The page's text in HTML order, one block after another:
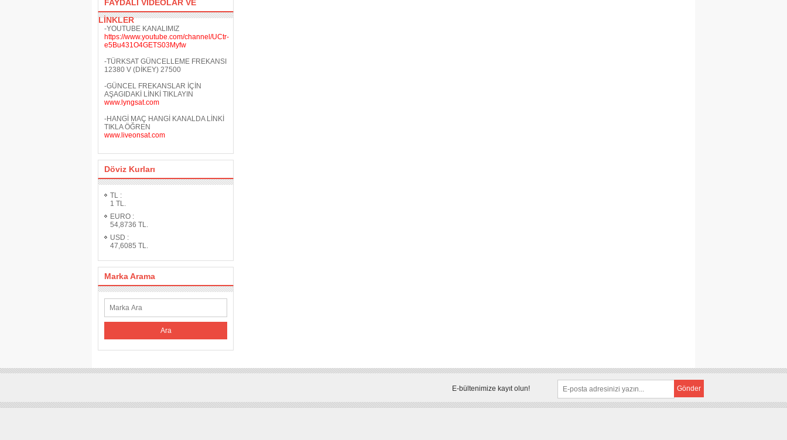
FAYDALI VİDEOLAR VE
LİNKLER
-YOUTUBE KANALIMIZ
https://www.youtube.com/channel/UCtr-
e5Bu431O4GETS03Myfw
-TÜRKSAT GÜNCELLEME FREKANSI
12380 V (DİKEY) 27500
-GÜNCEL FREKANSLAR İÇİN
AŞAGIDAKİ LİNKİ TIKLAYIN
www.lyngsat.com
-HANGİ MAÇ HANGİ KANALDA LİNKİ
TIKLA ÖĞREN
www.liveonsat.com
Döviz Kurları
TL :
1 TL.
EURO :
54,8736 TL.
USD :
47,6085 TL.
Marka Arama
Ara
E-bültenimize kayıt olun! Gönder